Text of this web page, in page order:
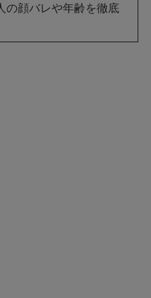
の顔バレや年齢を徹底